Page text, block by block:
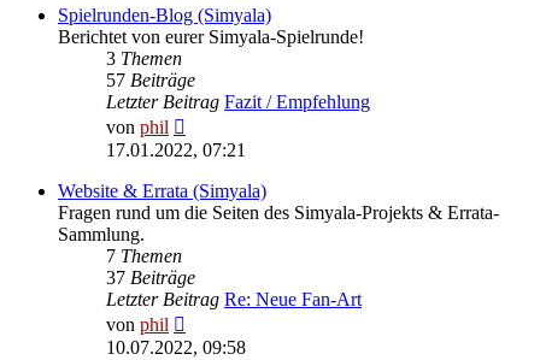
Spielrunden-Blog (Simyala)
Berichtet von eurer Simyala-Spielrunde!
3 Themen
57 Beiträge
Letzter Beitrag Fazit / Empfehlung
von phil
Beitrag
17.01.2022, 07:21
Website & Errata (Simyala)
Fragen rund um die Seiten des Simyala-Projekts & Errata-
Sammlung.
7 Themen
37 Beiträge
Letzter Beitrag Re: Neue Fan-Art
von phil
Beitrag
10.07.2022, 09:58